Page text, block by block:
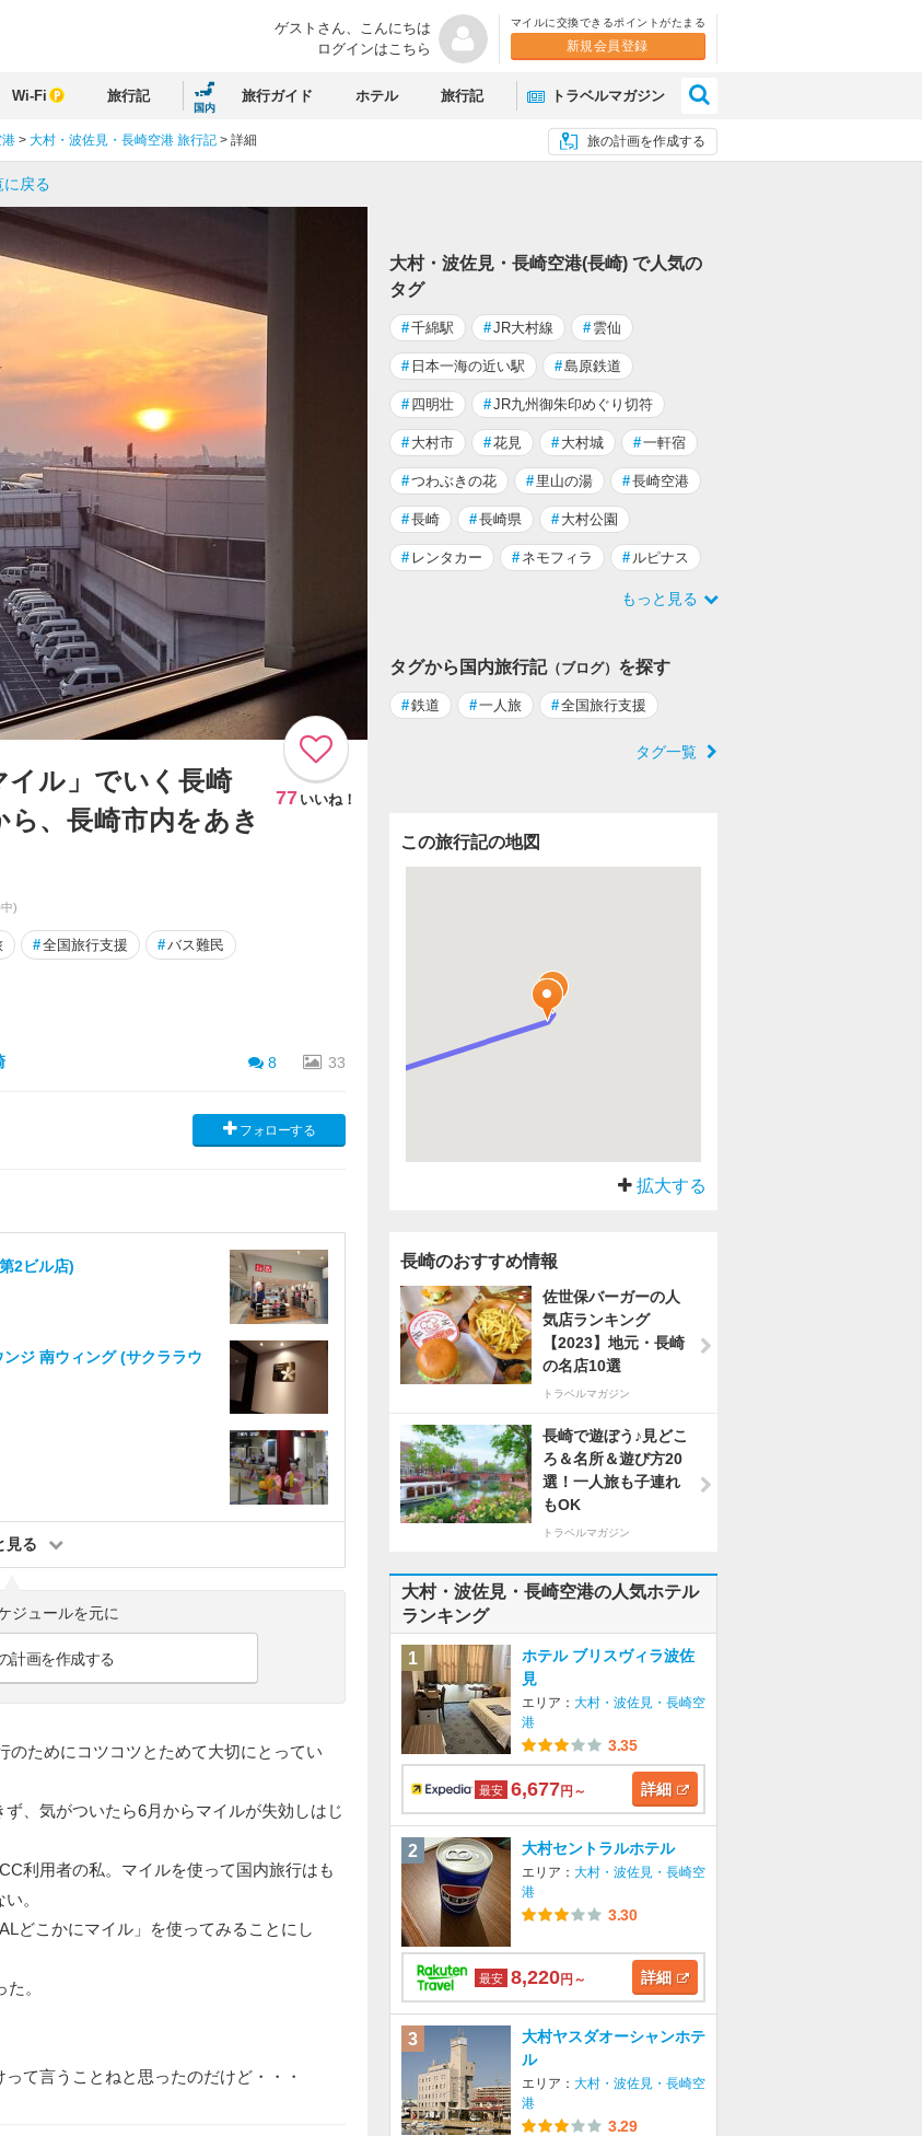
ゲストさん、 こんにちは
ログインはこちら
マイルに交換できるポイントがたまる
新規会員登録
Wi-Fi 旅行記
国内
旅行ガイド ホテル 旅行記 トラベルマガジン
旅の計画を作成する
> 大村・波佐見・長崎空港 旅行記 > 詳細
戻る
ル」でいく長崎
、長崎市内をあき
77 いいね！
)
#全国旅行支援 #バス難民
8 33
フォローする
2ビル店)
ジ 南ウィング (サクララウ
見る
ジュールを元に
計画を作成する
のためにコツコツとためて大切にとってい
、気がついたら6月からマイルが失効しはじ
利用者の私。マイルを使って国内旅行はも
。
どこかにマイル」を使ってみることにし
。
て言うことねと思ったのだけど・・・
大村・波佐見・長崎空港(長崎) で人気の
タグ
#千綿駅 #JR大村線 # 雲仙
# 日本一海の近い駅 #島原鉄道
# 四明壮 #JR九州御朱印めぐり切符
# 大村市 #花見 # 大村城 #一軒宿
#つわぶきの花 # 里山の湯 #長崎空港
#長崎 #長崎県 # 大村公園
# レンタカー # ネモフィラ # ルピナス
もっと見る
タグから国内旅行記（ブログ） を探す
#鉄道 #一人旅 #全国旅行支援
タグ一覧
この旅行記の地図
拡大する
長崎のおすすめ情報
佐世保バーガーの人
気店ランキング
【2023】地元・長崎
の名店10選
トラベルマガジン
長崎で遊ぼう♪見どこ
ろ＆名所＆遊び方20
選！一人旅も子連れ
もOK
トラベルマガジン
大村・波佐見・長崎空港の人気ホテル
ランキング
1
ホテル ブリスヴィラ波佐
見
エリア： 大村・波佐見・長崎空
港
3.35
最安 6,677円～ 詳細
2 大村セントラルホテル
エリア： 大村・波佐見・長崎空
港
3.30
最安 8,220円～ 詳細
3
大村ヤスダオーシャンホテ
ル
エリア： 大村・波佐見・長崎空
港
3.29